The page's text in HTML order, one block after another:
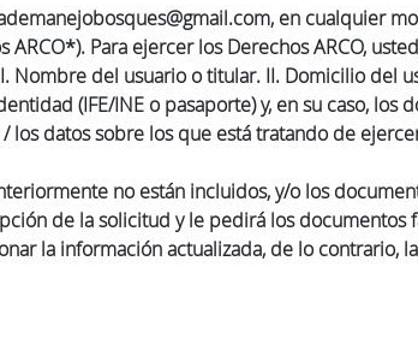
en cualquier
Para ejercer los Derechos ARCO,
Nombre del usuario o titular. II. Domicilio del
(IFE/INE o pasaporte) y, en su caso,
datos sobre los que está tratando de
no están incluidos, y/o los
de la solicitud y le pedirá los
la información actualizada, de lo contrario,